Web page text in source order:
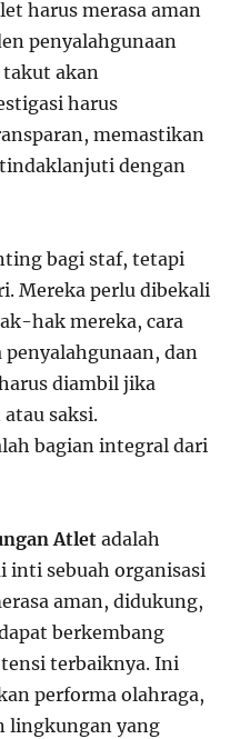
harus merasa aman
penyalahgunaan
akan
harus
memastikan
dengan
bagi staf, tetapi
Mereka perlu dibekali
hak mereka, cara
dan
diambil jika
saksi.
bagian integral dari
Atletadalah
sebuah organisasi
aman, didukung,
berkembang
terbaiknya. Ini
performa olahraga,
lingkungan yang